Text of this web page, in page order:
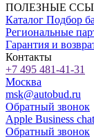
ПОЛЕЗНЫЕ
Каталог Подбор
Региональные
Гарантия и
Контакты
+7 495 481-41-31
Москва
msk@autobud.ru
Обратный звонок
Apple Business chat
Обратный звонок